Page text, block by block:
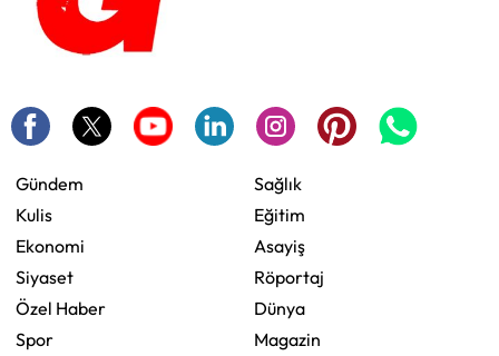
Gündem
Kulis
Ekonomi
Siyaset
Özel Haber
Spor
Sağlık
Eğitim
Asayiş
Röportaj
Dünya
Magazin